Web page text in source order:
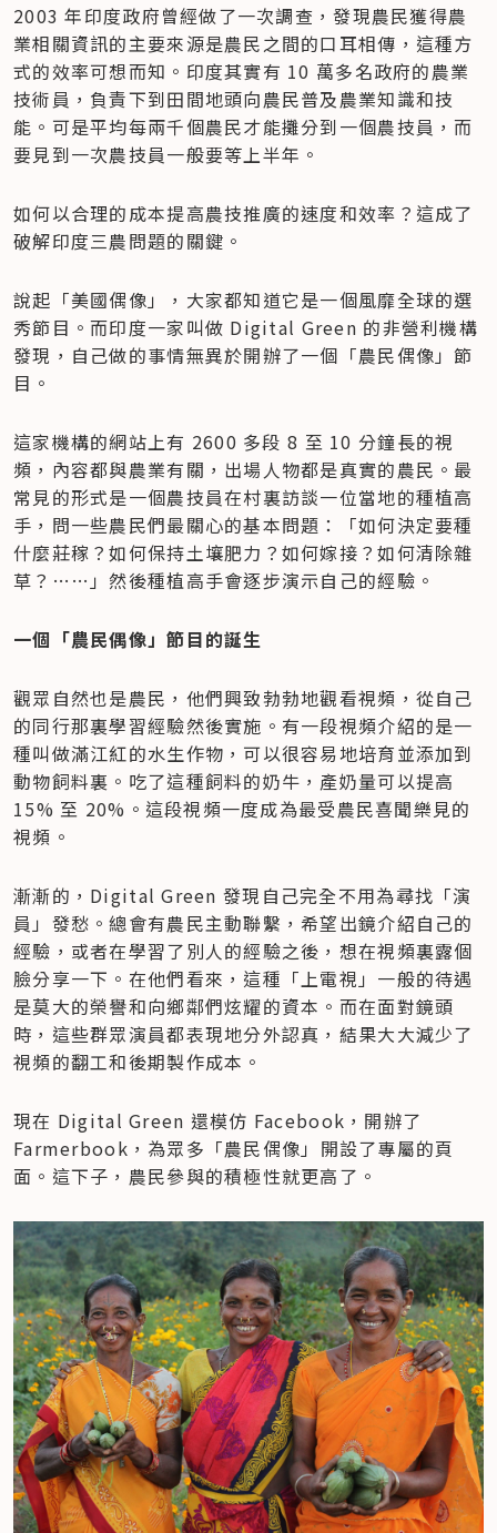
2003 年印度政府曾經做了一次調查，發現農民獲得農
業相關資訊的主要來源是農民之間的口耳相傳，這種方
式的效率可想而知。印度其實有 10 萬多名政府的農業
技術員，負責下到田間地頭向農民普及農業知識和技
能。可是平均每兩千個農民才能攤分到一個農技員，而
要見到一次農技員一般要等上半年。
如何以合理的成本提高農技推廣的速度和效率？這成了
破解印度三農問題的關鍵。
說起「美國偶像」，大家都知道它是一個風靡全球的選
秀節目。而印度一家叫做 Digital Green 的非營利機構
發現，自己做的事情無異於開辦了一個「農民偶像」節
目。
這家機構的網站上有 2600 多段 8 至 10 分鐘長的視
頻，內容都與農業有關，出場人物都是真實的農民。最
常見的形式是一個農技員在村裏訪談一位當地的種植高
手，問一些農民們最關心的基本問題：「如何決定要種
什麼莊稼？如何保持土壤肥力？如何嫁接？如何清除雜
草？……」然後種植高手會逐步演示自己的經驗。
一個「農民偶像」節目的誕生
觀眾自然也是農民，他們興致勃勃地觀看視頻，從自己
的同行那裏學習經驗然後實施。有一段視頻介紹的是一
種叫做滿江紅的水生作物，可以很容易地培育並添加到
動物飼料裏。吃了這種飼料的奶牛，產奶量可以提高
15% 至 20%。這段視頻一度成為最受農民喜聞樂見的
視頻。
漸漸的，Digital Green 發現自己完全不用為尋找「演
員」發愁。總會有農民主動聯繫，希望出鏡介紹自己的
經驗，或者在學習了別人的經驗之後，想在視頻裏露個
臉分享一下。在他們看來，這種「上電視」一般的待遇
是莫大的榮譽和向鄉鄰們炫耀的資本。而在面對鏡頭
時，這些群眾演員都表現地分外認真，結果大大減少了
視頻的翻工和後期製作成本。
現在 Digital Green 還模仿 Facebook，開辦了
Farmerbook，為眾多「農民偶像」開設了專屬的頁
面。這下子，農民參與的積極性就更高了。